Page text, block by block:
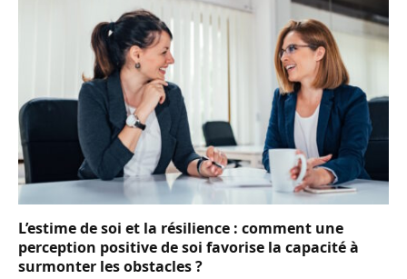
L’estime de soi et la résilience : comment une
perception positive de soi favorise la capacité à
surmonter les obstacles ?